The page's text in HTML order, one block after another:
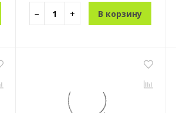
− + В корзину